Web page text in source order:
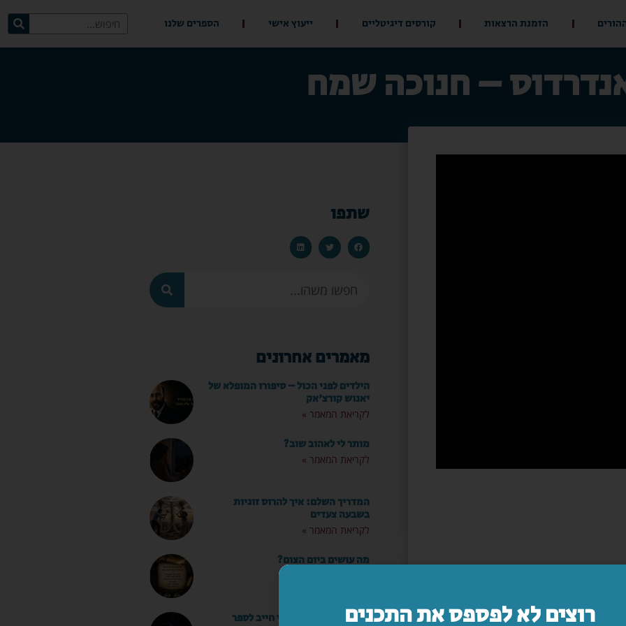
הזמנת הרצאות קורסים דיגיטליים ייעוץ אישי הספרים שלנו
– חנוכה שמח
שתפו
מאמרים אחרונים
הילדים לפני הכול – סיפורו המופלא של
יאנוש קורצ'אק
לקריאת המאמר »
מותר לי לאהוב שוב?
לקריאת המאמר »
המדריך השלם: איך להרוס זוגיות
בשבעה צעדים
לקריאת המאמר »
מה עושים ביום הצום?
"אמא, יש משהו שאני חייב לספררוצים לא לפספס את התכנים